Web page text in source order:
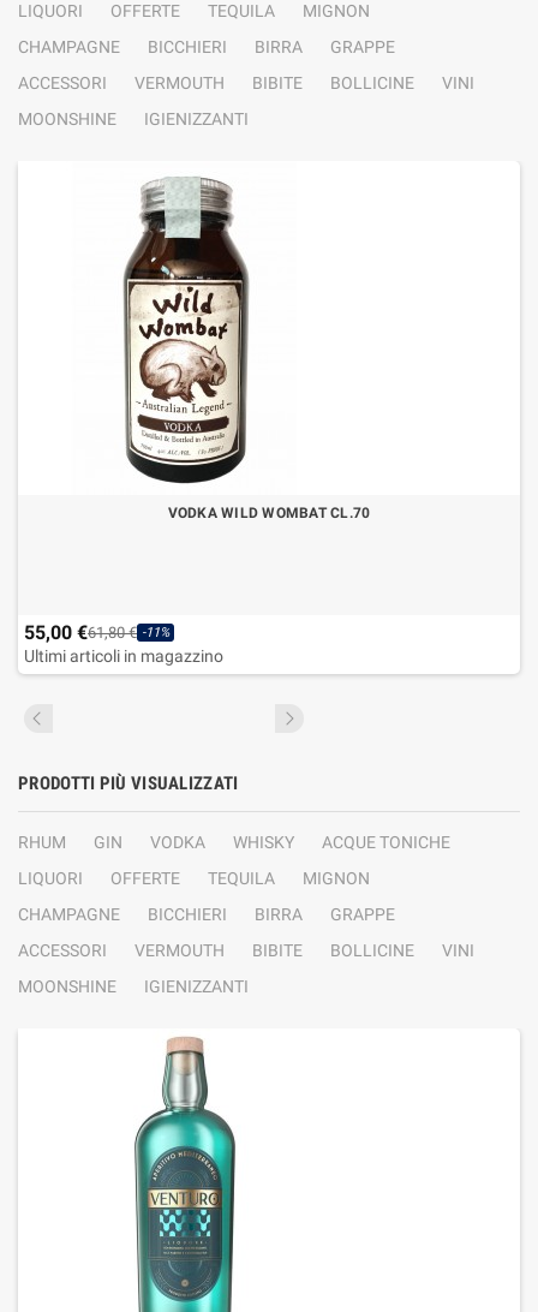
LIQUORI
OFFERTE TEQUILA
MIGNON
CHAMPAGNE
BICCHIERI BIRRA
GRAPPE
ACCESSORI
VERMOUTH BIBITE BOLLICINE
VINI
MOONSHINE
IGIENIZZANTI
VODKA WILD WOMBAT CL.70
55,00 €61,80 € -11%
Ultimi articoli in magazzino
PRODOTTI PIÙ VISUALIZZATI
RHUM GIN VODKA WHISKY
ACQUE TONICHE
LIQUORI
OFFERTE TEQUILA
MIGNON
CHAMPAGNE
BICCHIERI BIRRA
GRAPPE
ACCESSORI
VERMOUTH BIBITE BOLLICINE
VINI
MOONSHINE
IGIENIZZANTI